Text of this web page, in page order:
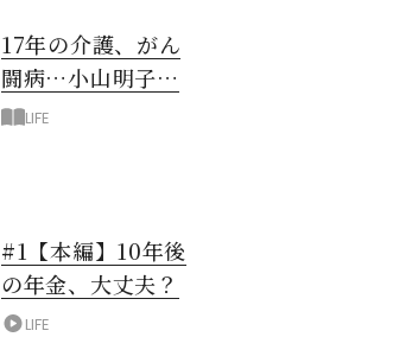
17年の介護、がん
闘病…小山明子さ
ん「今満たされて
LIFE
#1【本編】10年後
の年金、大丈夫？
LIFE